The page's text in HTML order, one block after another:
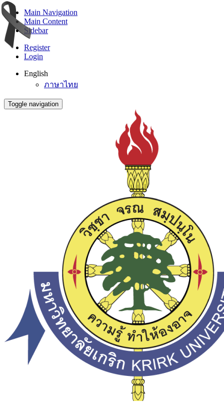
Main Navigation
Main Content
Sidebar
Register
Login
English
ภาษาไทย
Toggle navigation